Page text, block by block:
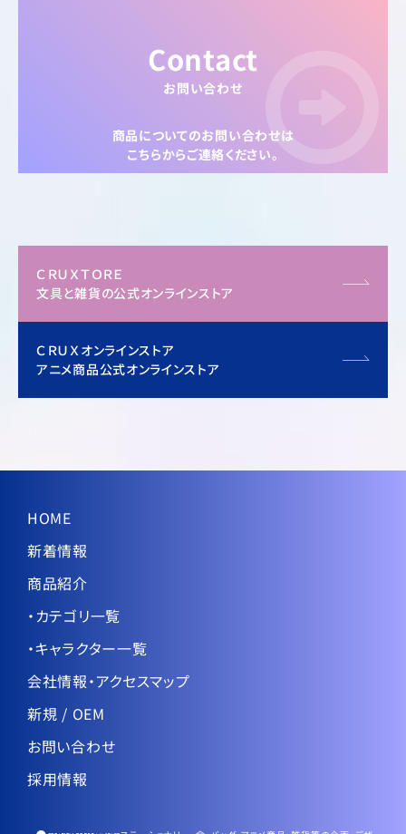
Contact
お問い合わせ
商品についてのお問い合わせは
こちらからご連絡ください。
ＣＲＵＸＴＯＲＥ
文具と雑貨の公式オンラインストア
ＣＲＵＸオンラインストア
アニメ商品公式オンラインストア
HOME
新着情報
商品紹介
・カテゴリ一覧
・キャラクター一覧
会社情報・アクセスマップ
新規 / OEM
お問い合わせ
採用情報